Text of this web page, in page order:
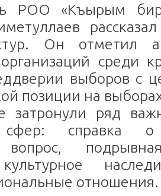
РОО «Къырым
Он отметил
среди
выборов с
позиции на
затронули ряд
сфер: справка о
отношения.